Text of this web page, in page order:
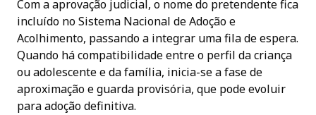
Com a aprovação judicial, o nome do pretendente fica
incluído no Sistema Nacional de Adoção e
Acolhimento, passando a integrar uma fila de espera.
Quando há compatibilidade entre o perfil da criança
ou adolescente e da família, inicia-se a fase de
aproximação e guarda provisória, que pode evoluir
para adoção definitiva.